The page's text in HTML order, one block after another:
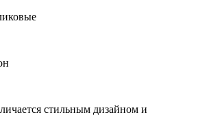
стильным дизайном и